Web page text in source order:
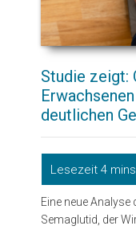
Studie zeigt:
deutlichen
Eine neue Analyse
Semaglutid, der